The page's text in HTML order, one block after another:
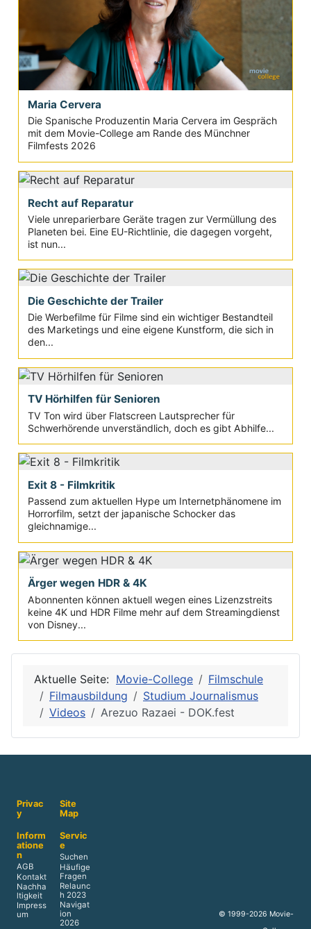
Maria Cervera
Die Spanische Produzentin Maria Cervera im Gespräch
mit dem Movie-College am Rande des Münchner
Filmfests 2026
Recht auf Reparatur
Viele unreparierbare Geräte tragen zur Vermüllung des
Planeten bei. Eine EU-Richtlinie, die dagegen vorgeht,
ist nun...
Die Geschichte der Trailer
Die Werbefilme für Filme sind ein wichtiger Bestandteil
des Marketings und eine eigene Kunstform, die sich in
den...
TV Hörhilfen für Senioren
TV Ton wird über Flatscreen Lautsprecher für
Schwerhörende unverständlich, doch es gibt Abhilfe...
Exit 8 - Filmkritik
Passend zum aktuellen Hype um Internetphänomene im
Horrorfilm, setzt der japanische Schocker das
gleichnamige...
Ärger wegen HDR & 4K
Abonnenten können aktuell wegen eines Lizenzstreits
keine 4K und HDR Filme mehr auf dem Streamingdienst
von Disney...
Aktuelle Seite: Movie-College
Filmschule
Filmausbildung
Studium Journalismus
Videos
Arezuo Razaei - DOK.fest
Privac
y
Site
Map
Inform
atione
n
AGB
Kontakt
Nachha
ltigkeit
Impress
um
Servic
e
Suchen
Häufige
Fragen
Relaunc
h 2023
Navigat
ion
2026
© 1999-2026 Movie-